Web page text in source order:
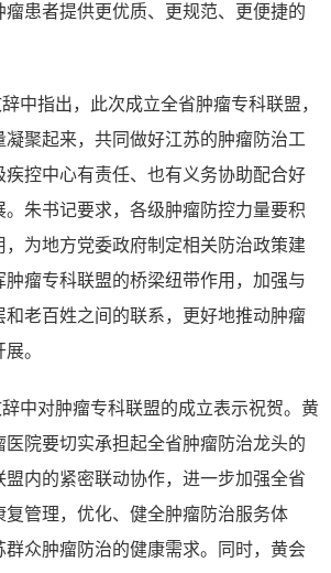
患者提供更优质、更规范、更便捷的
指出，此次成立全省肿瘤专科联盟，
聚起来，共同做好江苏的肿瘤防治工
控中心有责任、也有义务协助配合好
。朱书记要求，各级肿瘤防控力量要积
为地方党委政府制定相关防治政策建
瘤专科联盟的桥梁纽带作用，加强与
和老百姓之间的联系，更好地推动肿瘤
。
对肿瘤专科联盟的成立表示祝贺。黄
医院要切实承担起全省肿瘤防治龙头的
盟内的紧密联动协作，进一步加强全省
复管理，优化、健全肿瘤防治服务体
群众肿瘤防治的健康需求。同时，黄会